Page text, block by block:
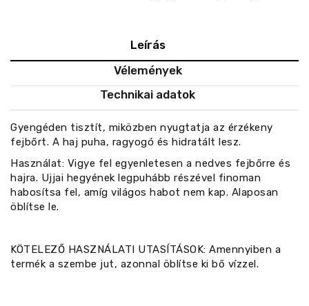
Leírás
Vélemények
Technikai adatok
Gyengéden tisztít, miközben nyugtatja az érzékeny
fejbőrt. A haj puha, ragyogó és hidratált lesz.
Használat: Vigye fel egyenletesen a nedves fejbőrre és
hajra. Ujjai hegyének legpuhább részével finoman
habosítsa fel, amíg világos habot nem kap. Alaposan
öblítse le.
KÖTELEZŐ HASZNÁLATI UTASÍTÁSOK: Amennyiben a
termék a szembe jut, azonnal öblítse ki bő vízzel.